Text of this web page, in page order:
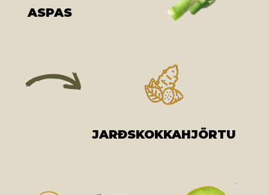
ASPAS
JARÐSKOKKAHJÖRTU